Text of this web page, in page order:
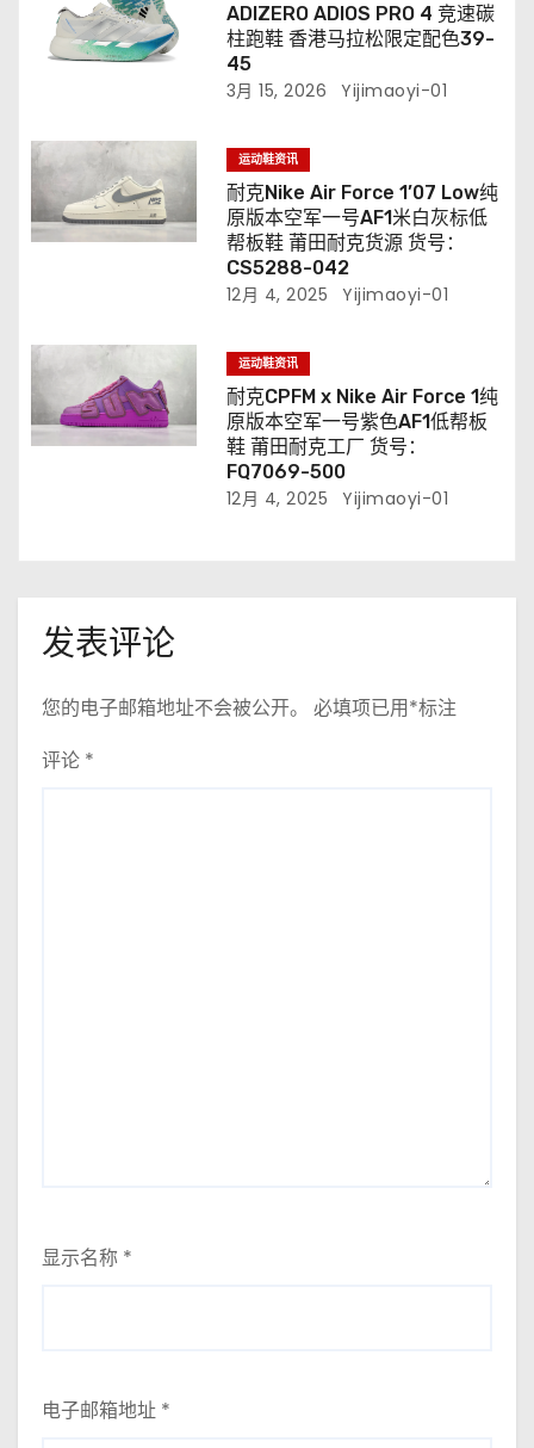
ADIZERO ADIOS PRO 4 竞速碳
柱跑鞋 香港马拉松限定配色39-
45
3月 15, 2026 Yijimaoyi-01
运动鞋资讯
耐克Nike Air Force 1’07 Low纯
原版本空军一号AF1米白灰标低
帮板鞋 莆田耐克货源 货号：
CS5288-042
12月 4, 2025 Yijimaoyi-01
运动鞋资讯
耐克CPFM x Nike Air Force 1纯
原版本空军一号紫色AF1低帮板
鞋 莆田耐克工厂 货号：
FQ7069-500
12月 4, 2025 Yijimaoyi-01
发表评论
您的电子邮箱地址不会被公开。 必填项已用*标注
评论 *
显示名称 *
电子邮箱地址 *